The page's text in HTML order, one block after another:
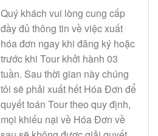
Quý khách vui lòng cung cấp
đầy đủ thông tin về việc xuất
hóa đơn ngay khi đăng ký hoặc
trước khi Tour khởi hành 03
tuần. Sau thời gian này chúng
tôi sẽ phải xuất hết Hóa Đơn để
quyết toán Tour theo quy định,
mọi khiếu nại về Hóa Đơn về